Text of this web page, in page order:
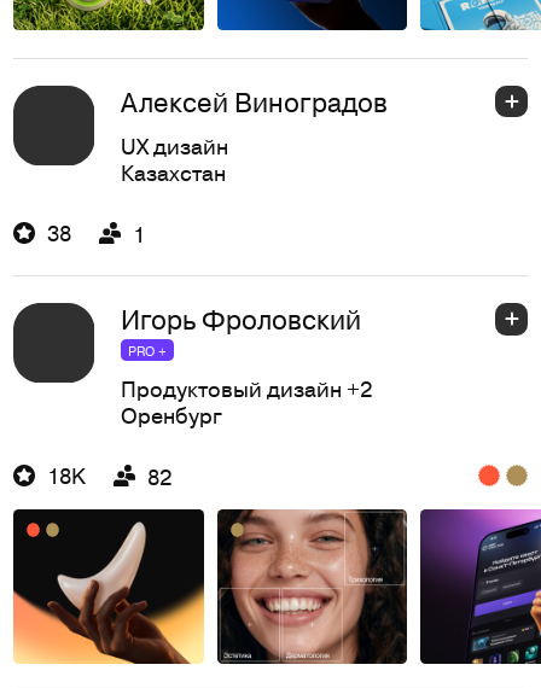
Алексей Виноградов
UX дизайн
Казахстан
38 1
Игорь Фроловский
PRO +
Продуктовый дизайн +2
Оренбург
18K 82